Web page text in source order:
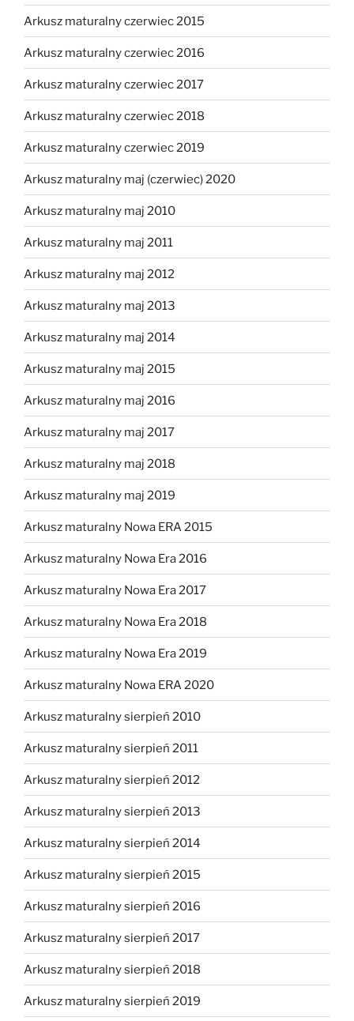
Arkusz maturalny czerwiec 2015
Arkusz maturalny czerwiec 2016
Arkusz maturalny czerwiec 2017
Arkusz maturalny czerwiec 2018
Arkusz maturalny czerwiec 2019
Arkusz maturalny maj (czerwiec) 2020
Arkusz maturalny maj 2010
Arkusz maturalny maj 2011
Arkusz maturalny maj 2012
Arkusz maturalny maj 2013
Arkusz maturalny maj 2014
Arkusz maturalny maj 2015
Arkusz maturalny maj 2016
Arkusz maturalny maj 2017
Arkusz maturalny maj 2018
Arkusz maturalny maj 2019
Arkusz maturalny Nowa ERA 2015
Arkusz maturalny Nowa Era 2016
Arkusz maturalny Nowa Era 2017
Arkusz maturalny Nowa Era 2018
Arkusz maturalny Nowa Era 2019
Arkusz maturalny Nowa ERA 2020
Arkusz maturalny sierpień 2010
Arkusz maturalny sierpień 2011
Arkusz maturalny sierpień 2012
Arkusz maturalny sierpień 2013
Arkusz maturalny sierpień 2014
Arkusz maturalny sierpień 2015
Arkusz maturalny sierpień 2016
Arkusz maturalny sierpień 2017
Arkusz maturalny sierpień 2018
Arkusz maturalny sierpień 2019